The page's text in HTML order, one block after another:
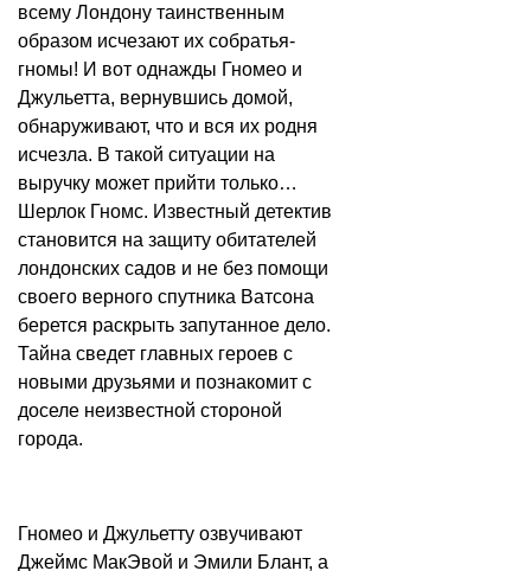
всему Лондону таинственным
образом исчезают их собратья-
гномы! И вот однажды Гномео и
Джульетта, вернувшись домой,
обнаруживают, что и вся их родня
исчезла. В такой ситуации на
выручку может прийти только…
Шерлок Гномс. Известный детектив
становится на защиту обитателей
лондонских садов и не без помощи
своего верного спутника Ватсона
берется раскрыть запутанное дело.
Тайна сведет главных героев с
новыми друзьями и познакомит с
доселе неизвестной стороной
города.
Гномео и Джульетту озвучивают
Джеймс МакЭвой и Эмили Блант, а